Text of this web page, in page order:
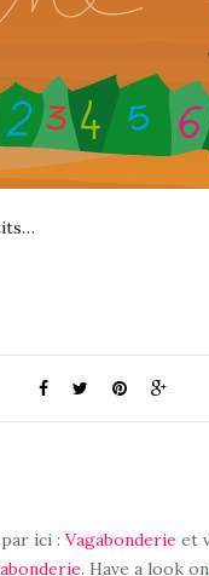
ici : Vagabonderie et
. Have a look on